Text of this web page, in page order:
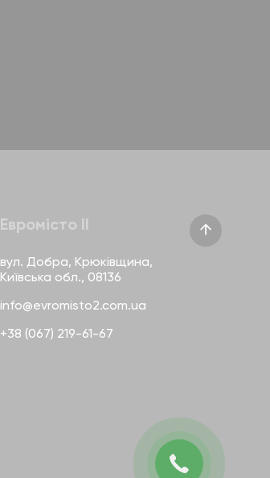
Евромісто II
вул. Добра, Крюківщина,
Київська обл., 08136
info@evromisto2.com.ua
+38 (067) 219-61-67